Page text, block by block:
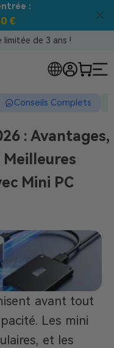
garanti tous canaux !
de 3 ans !
Conseils Complets
: Avantages,
Meilleures
Mini PC
avant tout
Les mini
et les